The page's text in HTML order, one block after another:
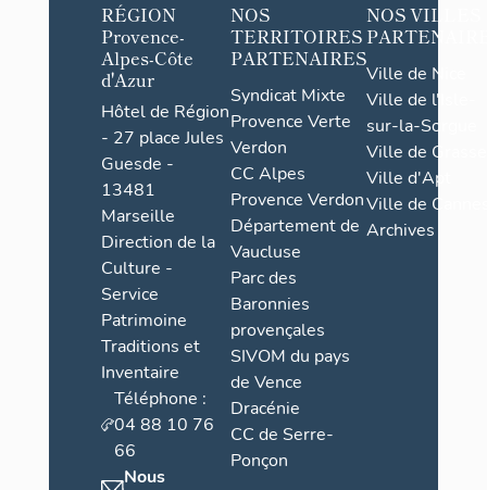
RÉGION
Provence-
Alpes-Côte
d'Azur
Hôtel de Région
- 27 place Jules
Guesde -
13481
Marseille
Direction de la
Culture -
Service
Patrimoine
Traditions et
Inventaire
Téléphone :
04 88 10 76
66
Nous
NOS
TERRITOIRES
PARTENAIRES
Syndicat Mixte
Provence Verte
Verdon
CC Alpes
Provence Verdon
Département de
Vaucluse
Parc des
Baronnies
provençales
SIVOM du pays
de Vence
Dracénie
CC de Serre-
Ponçon
NOS VILLES
Ville de Nice
Ville de l'Isle-
sur-la-Sorgue
Ville de Grasse
Ville d'Apt
Ville de
Archives